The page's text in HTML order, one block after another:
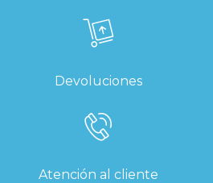
Devoluciones
Atención al cliente